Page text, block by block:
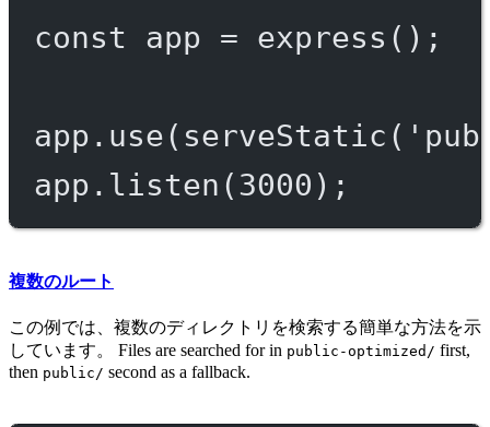
const app = express ();
app. use( serveStatic (
app. listen (3000 );
複数のルート
この例では、複数のディレクトリを検索する簡単な方法を示
しています。 Files are searched for in public-optimized/ first,
then public/ second as a fallback.